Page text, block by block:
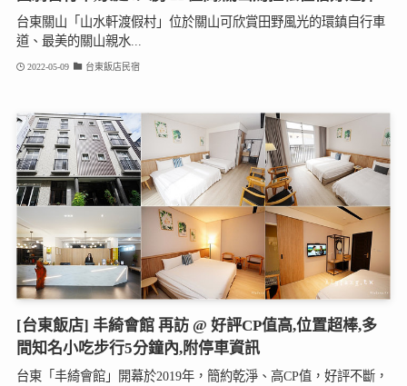
台東關山「山水軒渡假村」位於關山可欣賞田野風光的環鎮自行車
道、最美的關山親水...
2022-05-09 台東飯店民宿
[台東飯店] 丰綺會館 再訪 @ 好評CP值高,位置超棒,多
間知名小吃步行5分鐘內,附停車資訊
台東「丰綺會館」開幕於2019年，簡約乾淨、高CP值，好評不斷，